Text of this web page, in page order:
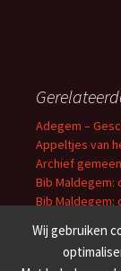
Adegem –
Appeltjes van
Archief
Bib Maldegem:
Bib Maldegem:
Cultuuroverleg
Erfgoedbank
Wij gebruiken